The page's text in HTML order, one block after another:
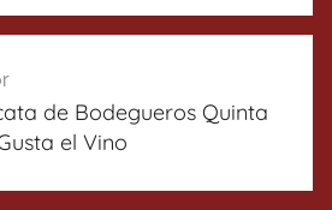
de Bodegueros Quinta
el Vino